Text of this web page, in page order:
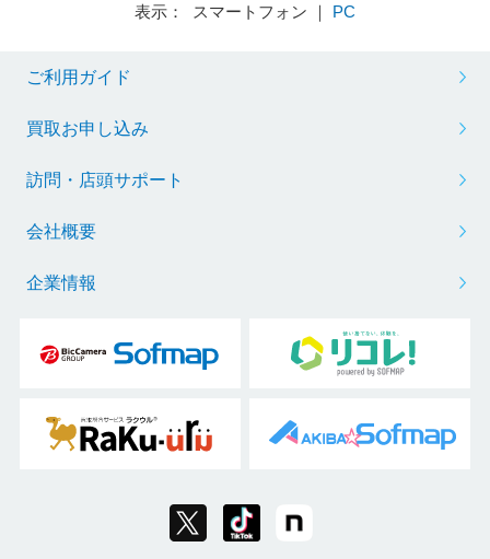
表示： スマートフォン ｜ PC
ご利用ガイド
買取お申し込み
訪問・店頭サポート
会社概要
企業情報